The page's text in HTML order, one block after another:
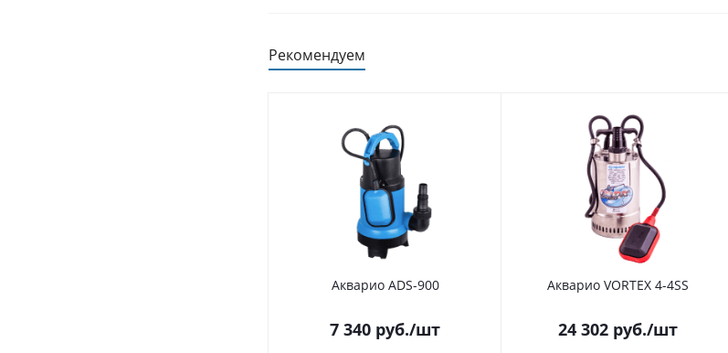
Рекомендуем
Акварио ADS-900
7 340 руб./шт
Акварио VORTEX 4-4SS
24 302 руб./шт